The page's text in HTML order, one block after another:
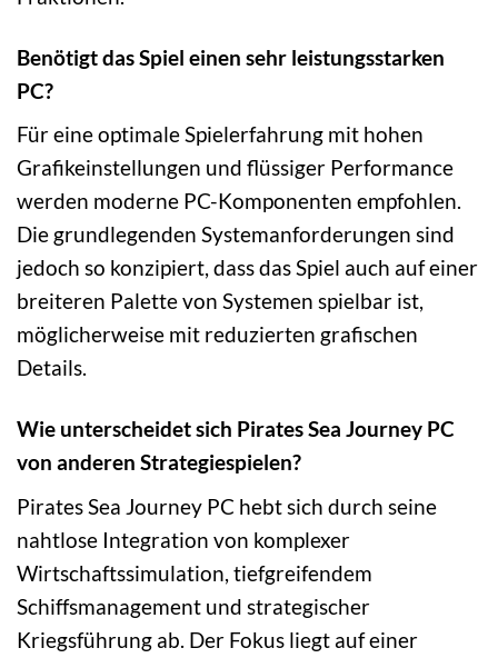
Benötigt das Spiel einen sehr leistungsstarken
PC?
Für eine optimale Spielerfahrung mit hohen
Grafikeinstellungen und flüssiger Performance
werden moderne PC-Komponenten empfohlen.
Die grundlegenden Systemanforderungen sind
jedoch so konzipiert, dass das Spiel auch auf einer
breiteren Palette von Systemen spielbar ist,
möglicherweise mit reduzierten grafischen
Details.
Wie unterscheidet sich Pirates Sea Journey PC
von anderen Strategiespielen?
Pirates Sea Journey PC hebt sich durch seine
nahtlose Integration von komplexer
Wirtschaftssimulation, tiefgreifendem
Schiffsmanagement und strategischer
Kriegsführung ab. Der Fokus liegt auf einer